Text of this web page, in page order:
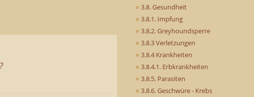
3.8. Gesundheit
3.8.1. Impfung
3.8.2. Greyhoundsperre
3.8.3 Verletzungen
3.8.4 Krankheiten
3.8.4.1. Erbkrankheiten
3.8.5. Parasiten
3.8.6. Geschwüre - Krebs